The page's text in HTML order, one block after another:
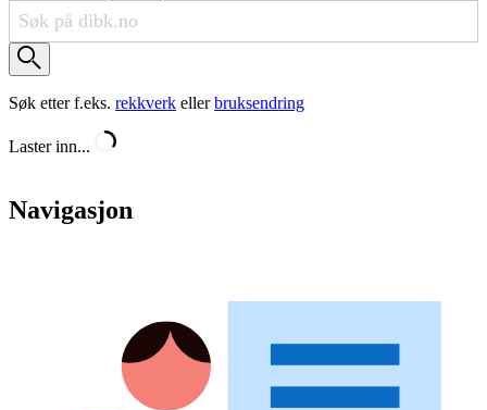
Søk etter f.eks. rekkverk ellerbruksendring
Laster inn...
Navigasjon